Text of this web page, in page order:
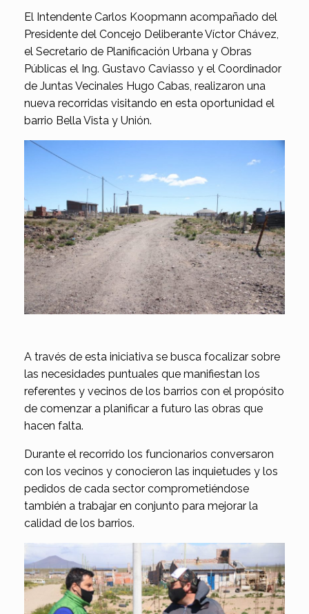
El Intendente Carlos Koopmann acompañado del
Presidente del Concejo Deliberante Víctor Chávez,
el Secretario de Planificación Urbana y Obras
Públicas el Ing. Gustavo Caviasso y el Coordinador
de Juntas Vecinales Hugo Cabas, realizaron una
nueva recorridas visitando en esta oportunidad el
barrio Bella Vista y Unión.
A través de esta iniciativa se busca focalizar sobre
las necesidades puntuales que manifiestan los
referentes y vecinos de los barrios con el propósito
de comenzar a planificar a futuro las obras que
hacen falta.
Durante el recorrido los funcionarios conversaron
con los vecinos y conocieron las inquietudes y los
pedidos de cada sector comprometiéndose
también a trabajar en conjunto para mejorar la
calidad de los barrios.